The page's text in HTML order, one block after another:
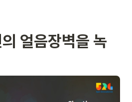
얼음장벽을 녹